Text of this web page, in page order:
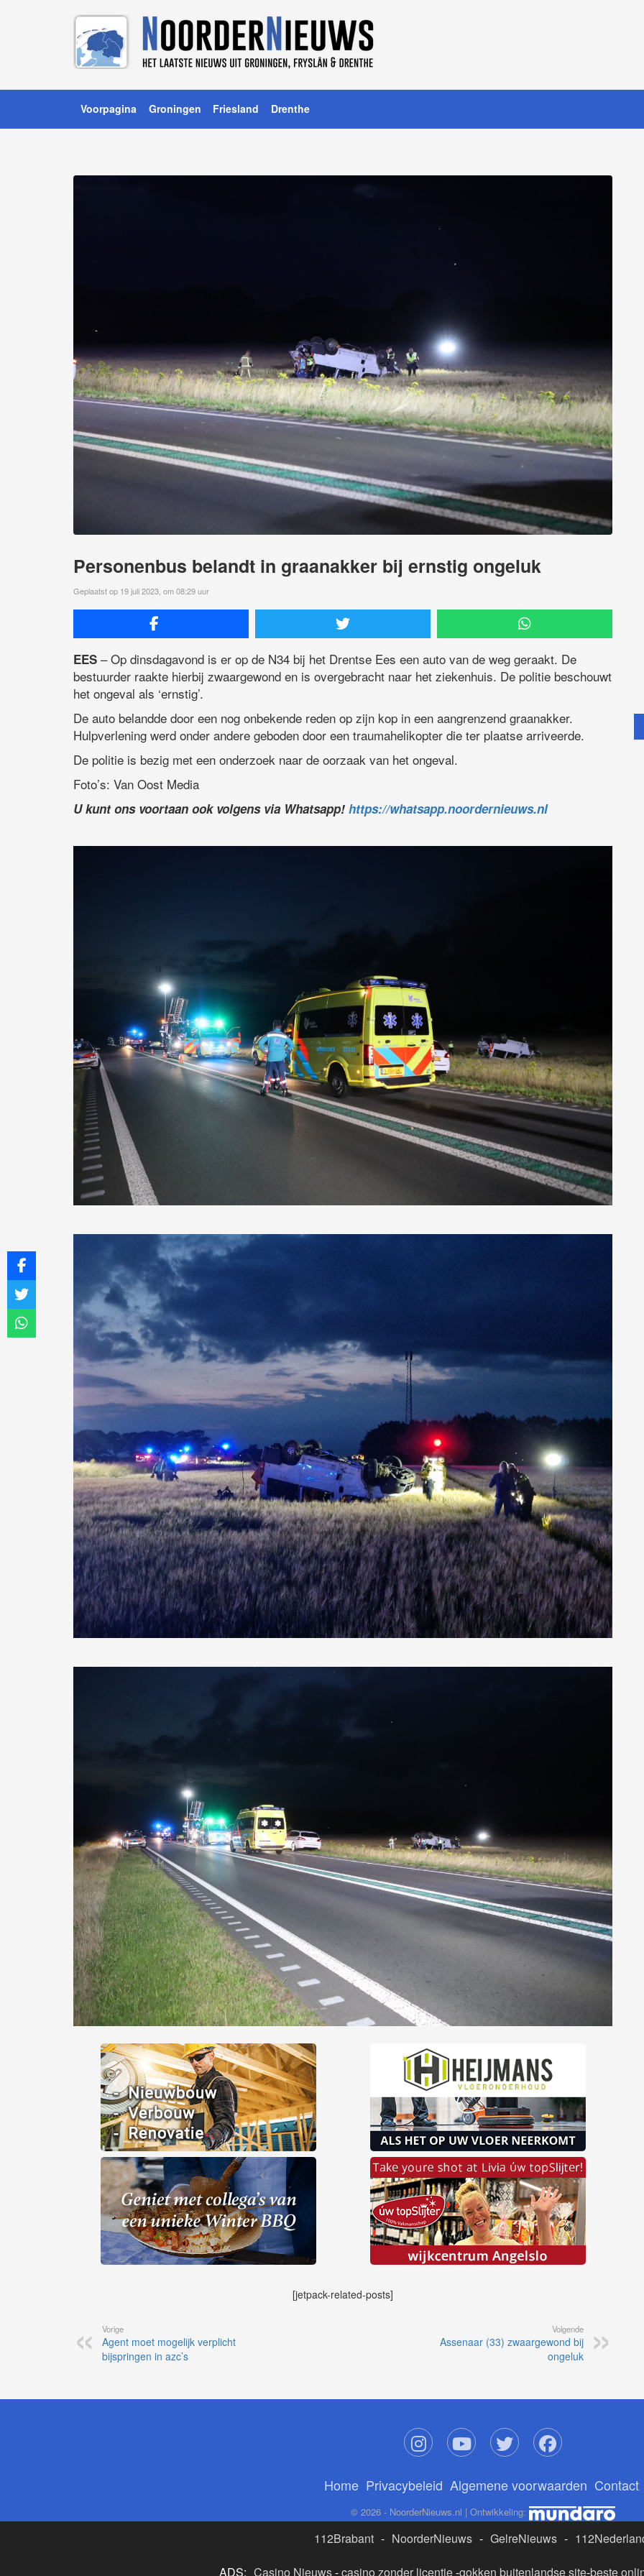
Voorpagina Groningen Friesland Drenthe
Personenbus belandt in graanakker bij ernstig ongeluk
Geplaatst op 19 juli 2023, om 08:29 uur
EES – Op dinsdagavond is er op de N34 bij het Drentse Ees een auto van de weg geraakt. De
bestuurder raakte hierbij zwaargewond en is overgebracht naar het ziekenhuis. De politie beschouwt
het ongeval als ‘ernstig’.
De auto belandde door een nog onbekende reden op zijn kop in een aangrenzend graanakker.
Hulpverlening werd onder andere geboden door een traumahelikopter die ter plaatse arriveerde.
De politie is bezig met een onderzoek naar de oorzaak van het ongeval.
Foto’s: Van Oost Media
U kunt ons voortaan ook volgens via Whatsapp! https://whatsapp.noordernieuws.nl
[jetpack-related-posts]
Vorige
Agent moet mogelijk verplicht
bijspringen in azc’s
Volgende
Assenaar (33) zwaargewond bij
ongeluk
Home Privacybeleid Algemene voorwaarden Contact
© 2026 - NoorderNieuws.nl | Ontwikkeling:
112Brabant - NoorderNieuws - GelreNieuws -
ADS: Casino Nieuws-casino zonder licentie-gokken buitenlandse site-beste